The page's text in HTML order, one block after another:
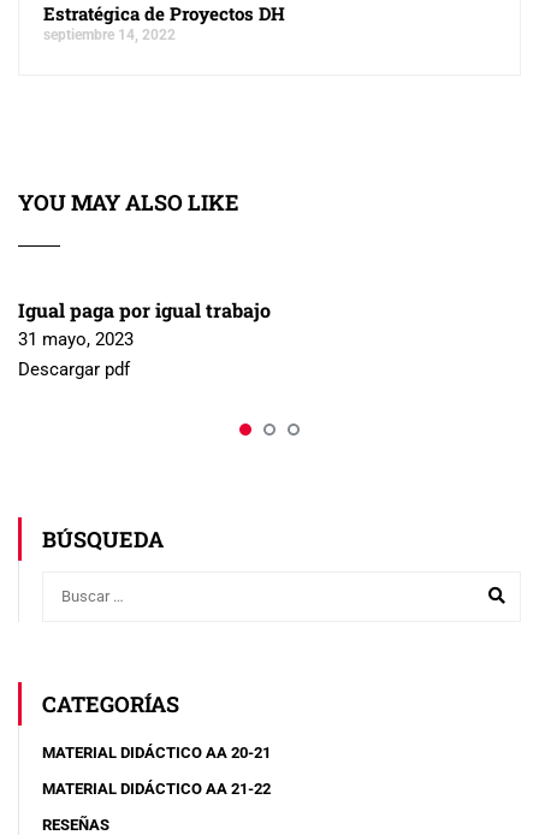
Estratégica de Proyectos DH
septiembre 14, 2022
YOU MAY ALSO LIKE
Igual paga por igual trabajo
31 mayo, 2023
Descargar pdf
BÚSQUEDA
CATEGORÍAS
MATERIAL DIDÁCTICO AA 20-21
MATERIAL DIDÁCTICO AA 21-22
RESEÑAS